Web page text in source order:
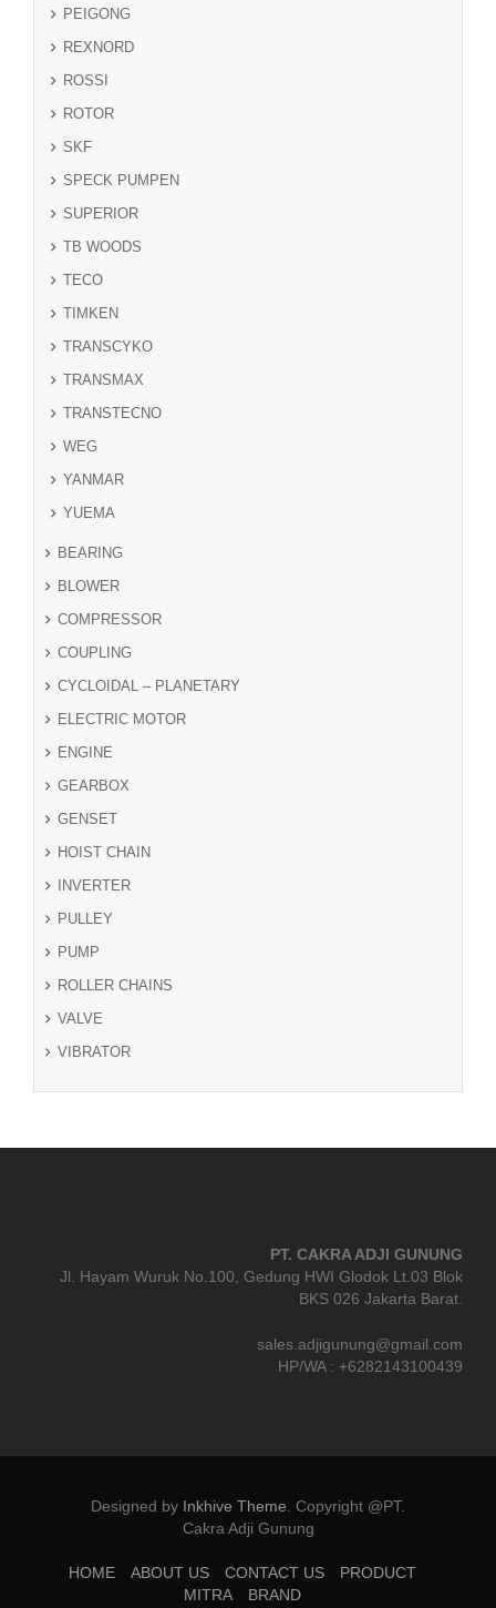
PEIGONG
REXNORD
ROSSI
ROTOR
SKF
SPECK PUMPEN
SUPERIOR
TB WOODS
TECO
TIMKEN
TRANSCYKO
TRANSMAX
TRANSTECNO
WEG
YANMAR
YUEMA
BEARING
BLOWER
COMPRESSOR
COUPLING
CYCLOIDAL – PLANETARY
ELECTRIC MOTOR
ENGINE
GEARBOX
GENSET
HOIST CHAIN
INVERTER
PULLEY
PUMP
ROLLER CHAINS
VALVE
VIBRATOR
PT. CAKRA ADJI GUNUNG
Jl. Hayam Wuruk No.100, Gedung HWI Glodok Lt.03 Blok
BKS 026 Jakarta Barat.
sales.adjigunung@gmail.com
HP/WA : +6282143100439
Designed by Inkhive Theme Copyright @PT.
Cakra Adji Gunung
HOME ABOUT US CONTACT US
PRODUCT
MITRA
BRAND